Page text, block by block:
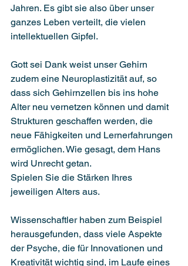
Jahren. Es gibt sie also über unser
ganzes Leben verteilt, die vielen
intellektuellen Gipfel.
Gott sei Dank weist unser Gehirn
zudem eine Neuroplastizität auf, so
dass sich Gehirnzellen bis ins hohe
Alter neu vernetzen können und damit
Strukturen geschaffen werden, die
neue Fähigkeiten und Lernerfahrungen
ermöglichen. Wie gesagt, dem Hans
wird Unrecht getan.
Spielen Sie die Stärken Ihres
jeweiligen Alters aus.
Wissenschaftler haben zum Beispiel
herausgefunden, dass viele Aspekte
der Psyche, die für Innovationen und
Kreativität wichtig sind, im Laufe eines